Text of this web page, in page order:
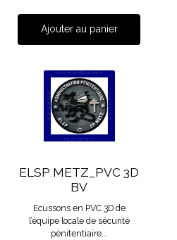
Ajouter au panier
ELSP METZ_PVC 3D
BV
Ecussons en PVC 3D de
l’équipe locale de sécurité
pénitentiaire...